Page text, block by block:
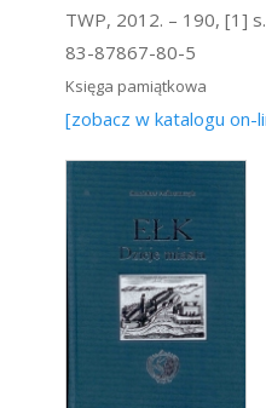
TWP, 2012. – 190, [1]
83-87867-80-5
Księga pamiątkowa
[zobacz w katalogu on-